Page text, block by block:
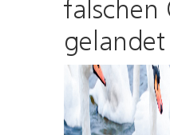
falschen
gelandet